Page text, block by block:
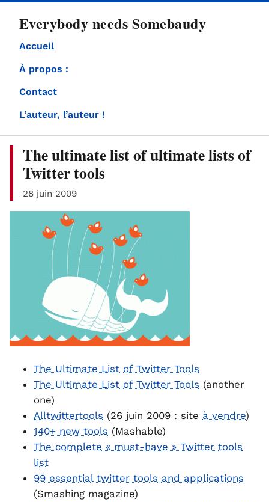
Everybody needs Somebaudy
Accueil
À propos :
Contact
L’auteur, l’auteur !
The ultimate list of ultimate lists of
Twitter tools
28 juin 2009
The Ultimate List of Twitter Tools
The Ultimate List of Twitter Tools (another
one)
Alltwittertools (26 juin 2009 : site à vendre)
140+ new tools (Mashable)
The complete « must-have » Twitter tools
list
99 essential twitter tools and applications
(Smashing magazine)